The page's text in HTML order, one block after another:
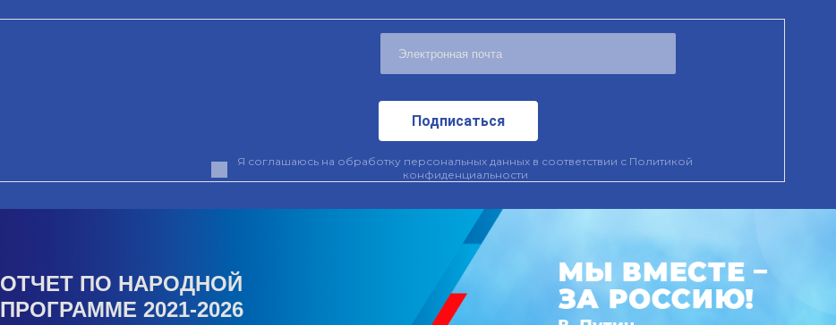
Подписаться
Я соглашаюсь на обработку персональных данных в соответствии с Политикой
конфиденциальности
ОТЧЕТ ПО НАРОДНОЙ
ПРОГРАММЕ 2021-2026